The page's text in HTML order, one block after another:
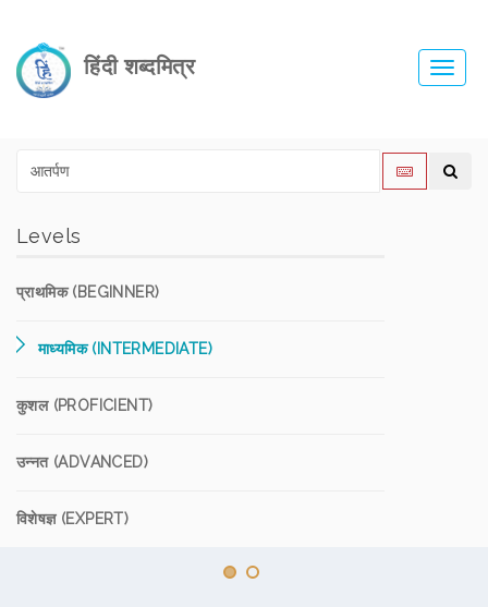
हिंदी शब्दमित्र
Levels
प्राथमिक (BEGINNER)
माध्यमिक (INTERMEDIATE)
कुशल (PROFICIENT)
उन्नत (ADVANCED)
विशेषज्ञ (EXPERT)